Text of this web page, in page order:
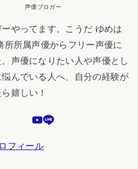
声優ブロガー
やってます。こうだ ゆめは
所所属声優からフリー声優に
声優になりたい人や声優とし
んでいる人へ、自分の経験が
嬉しい！
フィール